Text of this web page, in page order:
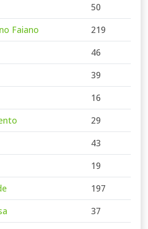
50
Faiano
219
46
39
16
29
43
19
197
37